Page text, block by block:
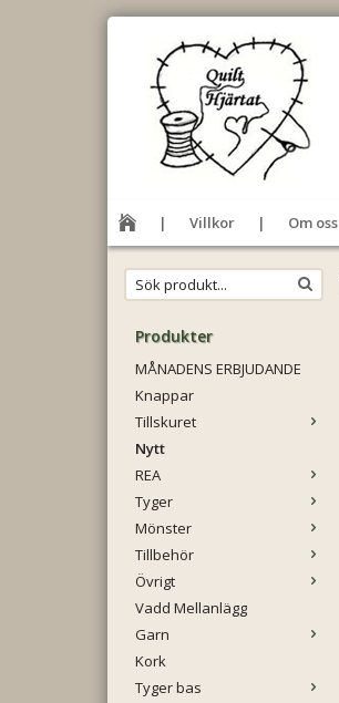
Villkor
Om oss
Produkter
MÅNADENS ERBJUDANDE
Knappar
Tillskuret
Nytt
REA
Tyger
Mönster
Tillbehör
Övrigt
Vadd Mellanlägg
Garn
Kork
Tyger bas